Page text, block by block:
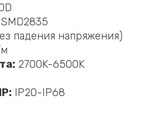
SMD2835
падения напряжения)
2700K-6500K
IP20-IP68